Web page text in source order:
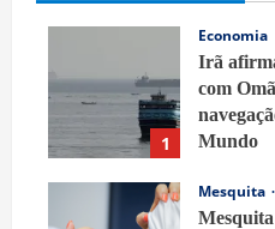
1
Economia
Irã
com
Mundo
Mesquita